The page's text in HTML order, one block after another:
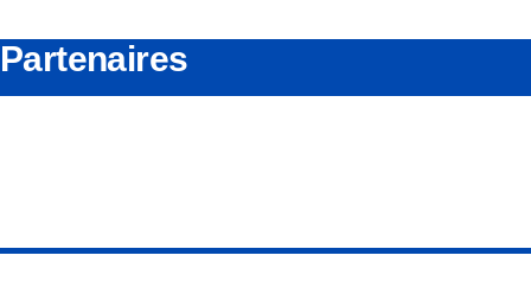
Partenaires